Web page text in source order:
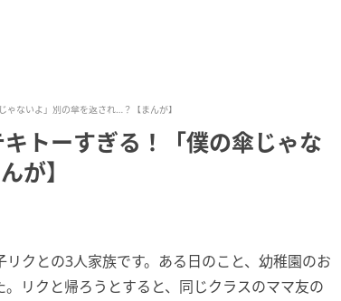
ゃないよ」別の傘を返され…？【まんが】
トーすぎる！「僕の傘じゃな
が】
クとの3人家族です。ある日のこと、幼稚園のお
リクと帰ろうとすると、同じクラスのママ友の